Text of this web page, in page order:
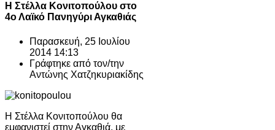
Η Στέλλα Κονιτοπούλου στο
4ο Λαϊκό Πανηγύρι Αγκαθιάς
Παρασκευή, 25 Ιουλίου
2014 14:13
Γράφτηκε από τον/την
Αντώνης Χατζηκυριακίδης
Η Στέλλα Κονιτοπούλου θα
εμφανιστεί στην Αγκαθιά, με